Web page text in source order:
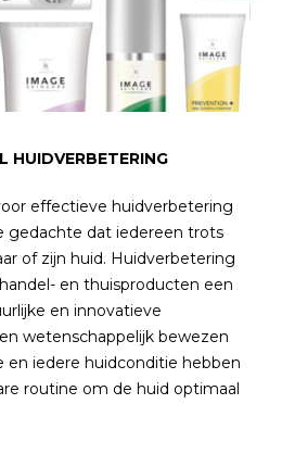
HUIDVERBETERING
effectieve huidverbetering
gedachte dat iedereen trots
of zijn huid. Huidverbetering
en thuisproducten een
en innovatieve
wetenschappelijk bewezen
en iedere huidconditie hebben
routine om de huid optimaal